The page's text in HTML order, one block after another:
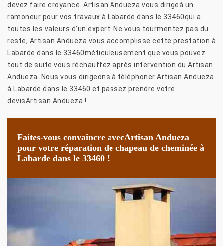
devez faire croyance. Artisan Andueza vous dirigeà un
ramoneur pour vos travaux à Labarde dans le 33460qui a
toutes les valeurs d’un expert. Ne vous tourmentez pas du
reste, Artisan Andueza vous accomplisse cette prestation à
Labarde dans le 33460méticuleusement que vous pouvez
tout de suite vous réchauffez après intervention du Artisan
Andueza. Nous vous dirigeons à téléphoner Artisan Andueza
à Labarde dans le 33460 et passez prendre votre
devisArtisan Andueza !
Faites-vous convaincre avecArtisan Andueza
pour votre réparation de chapeau de cheminée à
Labarde dans le 33460 !